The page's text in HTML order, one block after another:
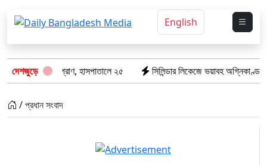
English
দেশজুড়ে
৮টি তাজা প্রাণ, হাসপাতালে ২৫ সিলিন্ডার লিকেজে ভয়াবহ অগ্নিকাণ্ড:
/ প্রধান সংবাদ